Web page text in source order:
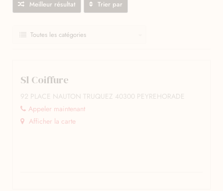
Meilleur résultat Trier par
Toutes les catégories
Sl Coiffure
92 PLACE NAUTON TRUQUEZ 40300 PEYREHORADE
Appeler maintenant
Afficher la carte